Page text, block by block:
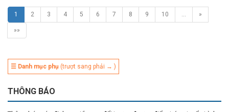
1 2 3 4 5 6 7 8 9 10 … »
»»
☰ Danh mục phụ (trượt sang phải → )
THÔNG BÁO